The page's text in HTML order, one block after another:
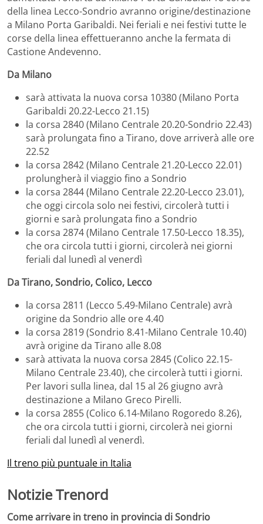
della linea Lecco-Sondrio avranno origine/destinazione
a Milano Porta Garibaldi. Nei feriali e nei festivi tutte le
corse della linea effettueranno anche la fermata di
Castione Andevenno.
Da Milano
sarà attivata la nuova corsa 10380 (Milano Porta
Garibaldi 20.22-Lecco 21.15)
la corsa 2840 (Milano Centrale 20.20-Sondrio 22.43)
sarà prolungata fino a Tirano, dove arriverà alle ore
22.52
la corsa 2842 (Milano Centrale 21.20-Lecco 22.01)
prolungherà il viaggio fino a Sondrio
la corsa 2844 (Milano Centrale 22.20-Lecco 23.01),
che oggi circola solo nei festivi, circolerà tutti i
giorni e sarà prolungata fino a Sondrio
la corsa 2874 (Milano Centrale 17.50-Lecco 18.35),
che ora circola tutti i giorni, circolerà nei giorni
feriali dal lunedì al venerdì
Da Tirano, Sondrio, Colico, Lecco
la corsa 2811 (Lecco 5.49-Milano Centrale) avrà
origine da Sondrio alle ore 4.40
la corsa 2819 (Sondrio 8.41-Milano Centrale 10.40)
avrà origine da Tirano alle 8.08
sarà attivata la nuova corsa 2845 (Colico 22.15-
Milano Centrale 23.40), che circolerà tutti i giorni.
Per lavori sulla linea, dal 15 al 26 giugno avrà
destinazione a Milano Greco Pirelli.
la corsa 2855 (Colico 6.14-Milano Rogoredo 8.26),
che ora circola tutti i giorni, circolerà nei giorni
feriali dal lunedì al venerdì.
Il treno più puntuale in Italia
Notizie Trenord
Come arrivare in treno in provincia di Sondrio